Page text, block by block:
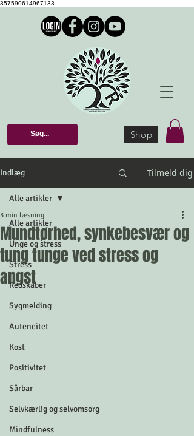
357590614967133.
Shop
Indlæg Tilmeld dig
Alle artikler
Unge og stress
Stress
Redskaber
Sygmelding
Autencitet
Kost
Positivitet
Sårbar
Selvkærlig og selvomsorg
Mindfulness
Alle artikler
Mundtørhed, synkebesvær og
tung tunge ved stress og
angst
3 min læsning